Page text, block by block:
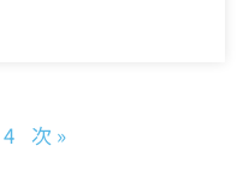
4 次 »